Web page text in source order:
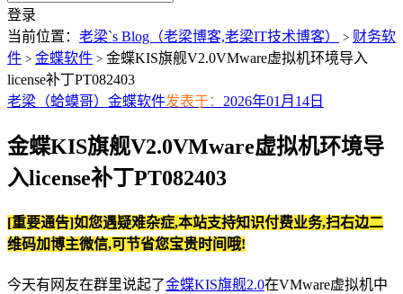
登录
当前位置： 老梁`s Blog（老梁博客,老梁IT技术博客） > 财务软
件 > 金蝶软件 > 金蝶KIS旗舰V2.0VMware虚拟机环境导入
license补丁PT082403
老梁（蛤蟆哥） 金蝶软件发表于： 2026年01月14日
金蝶KIS旗舰V2.0VMware虚拟机环境导
入license补丁PT082403
[重要通告]如您遇疑难杂症,本站支持知识付费业务,扫右边二
维码加博主微信,可节省您宝贵时间哦!
今天有网友在群里说起了金蝶KIS旗舰2.0在VMware虚拟机中